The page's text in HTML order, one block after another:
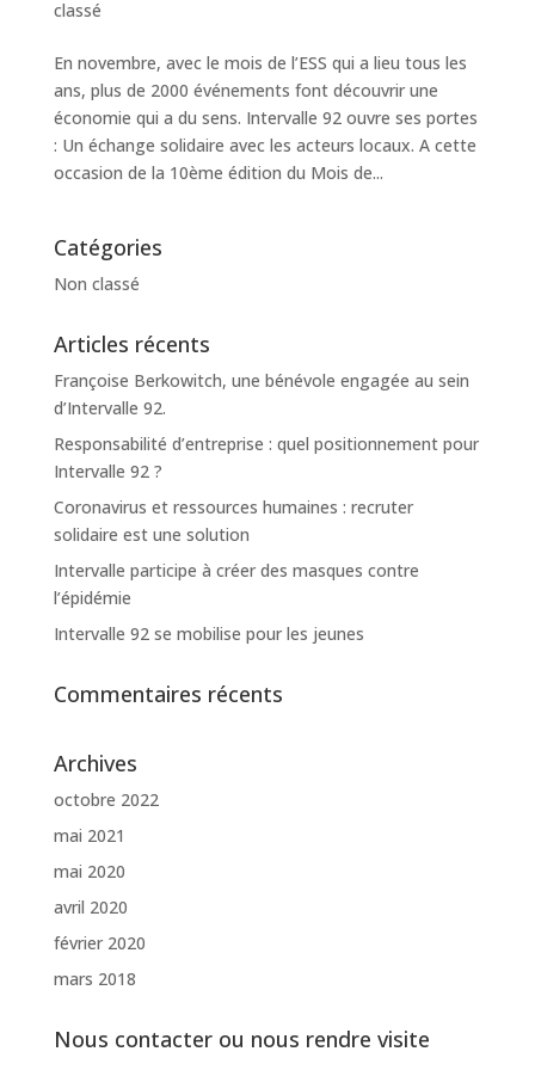
classé
En novembre, avec le mois de l’ESS qui a lieu tous les
ans, plus de 2000 événements font découvrir une
économie qui a du sens. Intervalle 92 ouvre ses portes
: Un échange solidaire avec les acteurs locaux. A cette
occasion de la 10ème édition du Mois de...
Catégories
Non classé
Articles récents
Françoise Berkowitch, une bénévole engagée au sein
d’Intervalle 92.
Responsabilité d’entreprise : quel positionnement pour
Intervalle 92 ?
Coronavirus et ressources humaines : recruter
solidaire est une solution
Intervalle participe à créer des masques contre
l’épidémie
Intervalle 92 se mobilise pour les jeunes
Commentaires récents
Archives
octobre 2022
mai 2021
mai 2020
avril 2020
février 2020
mars 2018
Nous contacter ou nous rendre visite